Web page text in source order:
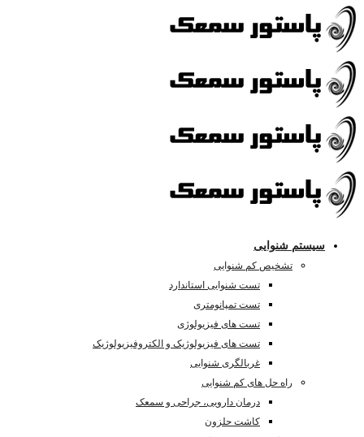
سیستم شنوایی
تشخیص کم شنوایی
تست شنوایی استاندارد
تست تمپانومتری
تست های فیزیولوژی
تست های فیزیولوژیک و الکتروفیزیولوژیک
غربالگری شنوایی
راه حل های کم شنوایی
درمان دارویی، جراحی و سمعک
کاشت حلزون